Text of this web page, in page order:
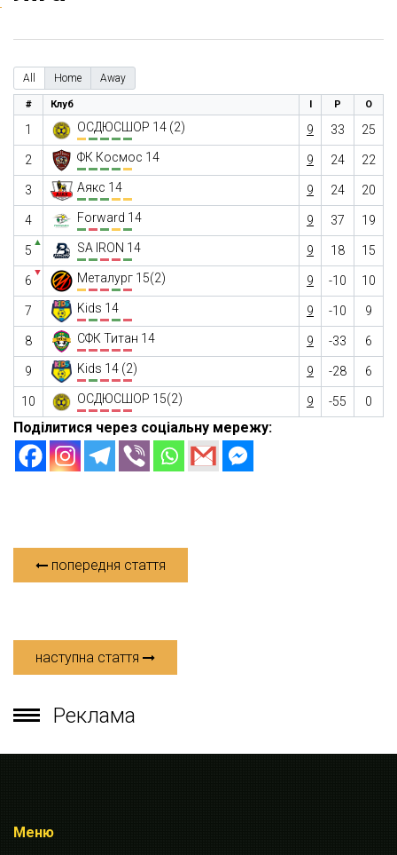
All Home Away
# Клуб І Р О
1 ОСДЮСШОР 14 (2) 9 33 25
2 ФК Космос 14 9 24 22
3 Аякс 14 9 24 20
4 Forward 14 9 37 19
5
▲ SA IRON 14 9 18 15
6
▼ Металург 15(2) 9 -10 10
7 Kids 14 9 -10 9
8 СФК Титан 14 9 -33 6
9 Kids 14 (2) 9 -28 6
10 ОСДЮСШОР 15(2) 9 -55 0
Поділитися через соціальну мережу:
попередня стаття
наступна стаття
Реклама
Меню